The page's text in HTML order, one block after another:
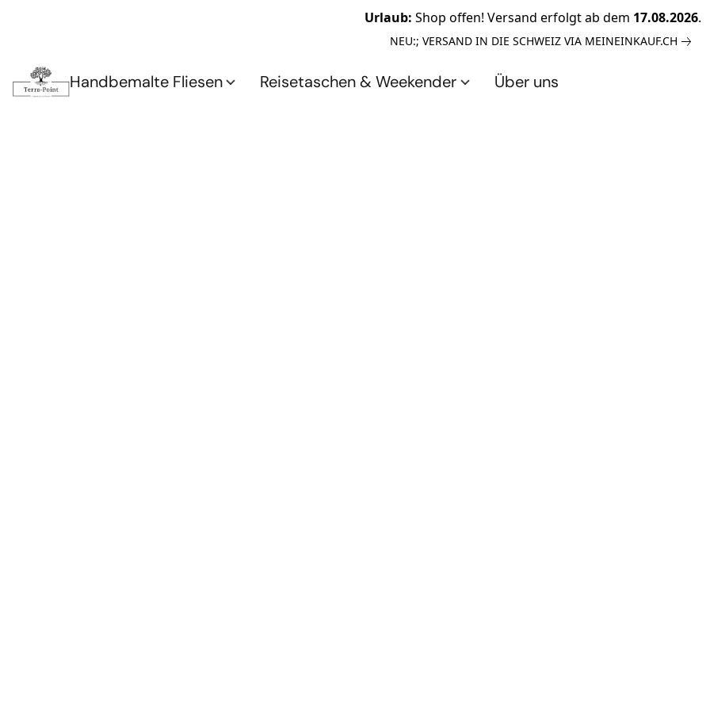
Urlaub: Shop offen! Versand erfolgt ab dem 17.08.2026.
NEU:; VERSAND IN DIE SCHWEIZ VIA MEINEINKAUF.CH
Handbemalte Fliesen Reisetaschen & Weekender Über uns